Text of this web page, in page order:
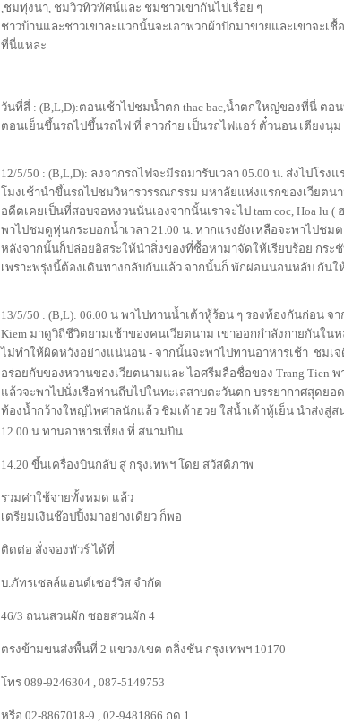
,ชมทุ่งนา, ชมวิวทิวทัศน์และ ชมชาวเขากันไปเรื่อย ๆ
ชาวบ้านและชาวเขาละแวกนั้นจะเอาพวกผ้าปักมาขายและเขาจะเ
ที่นี่แหละ
วันที่สี่ : (B,L,D):ตอนเช้าไปชมน้ำตก thac bac,น้ำตกใหญ่ของที่นี่ ต
ตอนเย็นขึ้นรถไปขึ้นรถไฟ ที่ ลาวก๋าย เป็นรถไฟแอร์ ตั๋วนอน เตียงนุ่
12/5/50 : (B,L,D): ลงจากรถไฟจะมีรถมารับเวลา 05.00 น. ส่งไปโรง
โมงเช้านำขึ้นรถไปชมวิหารวรรณกรรม มหาลัยแห่งแรกของเวียตน
อดีตเคยเป็นที่สอบจอหงวนนั่นเองจากนั้นเราจะไป tam coc, Hoa lu (
พาไปชมดูหุ่นกระบอกน้ำเวลา 21.00 น. หากแรงยังเหลือจะพาไปช
หลังจากนั้นก็ปล่อยอิสระให้นำสิ่งของที่ซื้อหามาจัดให้เรียบร้อย กระ
เพราะพรุ่งนี้ต้องเดินทางกลับกันแล้ว จากนั้นก็ พักผ่อนนอนหลับ กันใ
13/5/50 : (B,L): 06.00 น พาไปทานน้ำเต้าหู้ร้อน ๆ รองท้องกันก่อน จ
Kiem มาดูวิถีชีวิตยามเช้าของคนเวียตนาม เขาออกกำลังกายกันใน
ไม่ทำให้ผิดหวังอย่างแน่นอน - จากนั้นจะพาไปทานอาหารเช้า  ชมเจ
อร่อยกับของหวานของเวียตนามและ ไอศรีมลือชื่อของ Trang Tien พ
แล้วจะพาไปนั่งเรือห่านถีบไปในทะเลสาบตะวันตก บรรยากาศสุดยอ
ท้องน้ำกว้างใหญ่ไพศาลนักแล้ว ชิมเต้าฮวย ใส่น้ำเต้าหู้เย็น นำส่งสู่
12.00 น ทานอาหารเที่ยง ที่ สนามบิน
14.20 ขึ้นเครื่องบินกลับ สู่ กรุงเทพฯ โดย สวัสดิภาพ
รวมค่าใช้จ่ายทั้งหมด แล้ว
เตรียมเงินช๊อปปิ้งมาอย่างเดียว ก็พอ
ติดต่อ สั่งจองทัวร์ ได้ที่
บ.ภัทรเซลล์แอนด์เซอร์วิส จำกัด
46/3 ถนนสวนผัก ซอยสวนผัก 4
ตรงข้ามขนส่งพื้นที่ 2 แขวง/เขต ตลิ่งชัน กรุงเทพฯ 10170
โทร 089-9246304 , 087-5149753
หรือ 02-8867018-9 , 02-9481866 กด 1